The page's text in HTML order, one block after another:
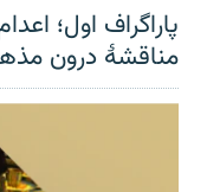
پاراگراف اول؛
مناقشهٔ درون